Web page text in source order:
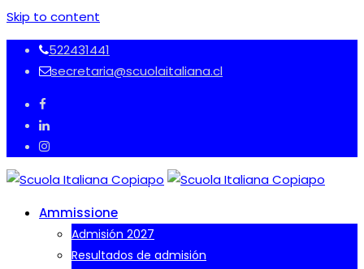
Skip to content
522431441
secretaria@scuolaitaliana.cl
Ammissione
Admisión 2027
Resultados de admisión